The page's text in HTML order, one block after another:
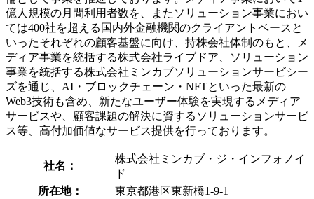
億人規模の月間利用者数を、またソリューション事業におい
ては400社を超える国内外金融機関のクライアントベースと
いったそれぞれの顧客基盤に向け、持株会社体制のもと、メ
ディア事業を統括する株式会社ライブドア、ソリューション
事業を統括する株式会社ミンカブソリューションサービシー
ズを通じ、AI・ブロックチェーン・NFTといった最新の
Web3技術も含め、新たなユーザー体験を実現するメディア
サービスや、顧客課題の解決に資するソリューションサービ
ス等、高付加価値なサービス提供を行っております。
社名：
株式会社ミンカブ・ジ・インフォノイ
ド
所在地：
東京都港区東新橋1-9-1